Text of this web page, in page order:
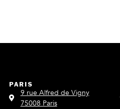
PARIS
9 rue Alfred de Vigny
75008 Paris